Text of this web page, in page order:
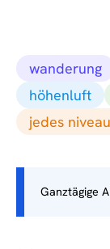
wanderung
höhenluft
jedes niveau
Ganztägige